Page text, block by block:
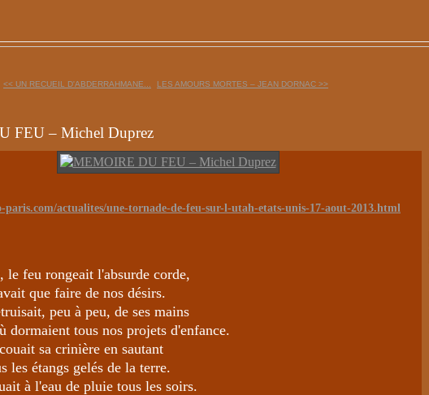
<< UN RECUEIL D'ABDERRAHMANE... LES AMOURS MORTES – JEAN DORNAC >>
FEU – Michel Duprez
paris.com/actualites/une-tornade-de-feu-sur-l-utah-etats-unis-17-aout-2013.html
le feu rongeait l'absurde corde,
que faire de nos désirs.
peu à peu, de ses mains
dormaient tous nos projets d'enfance.
sa crinière en sautant
les étangs gelés de la terre.
à l'eau de pluie tous les soirs.